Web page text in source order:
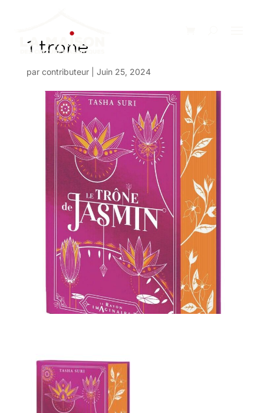
1 trone
par contributeur| Juin 25, 2024